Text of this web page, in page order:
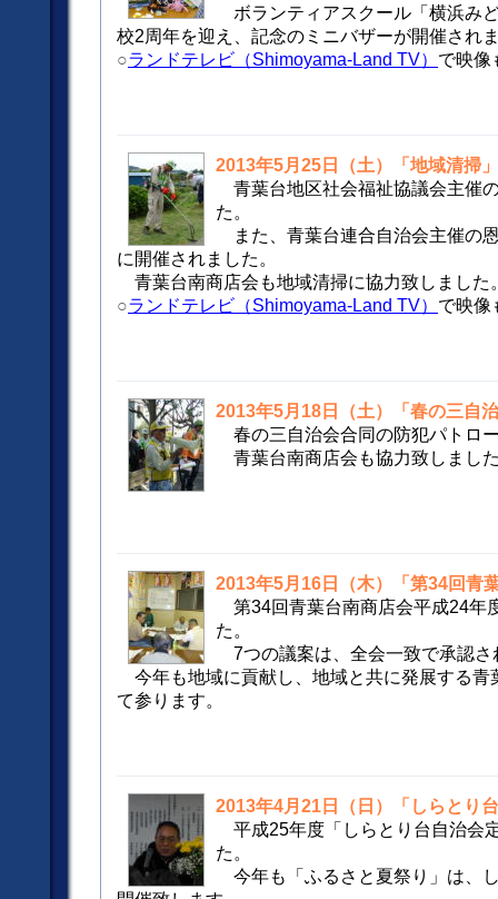
ボランティアスクール「横浜み
校2周年を迎え、記念のミニバザーが開催され
○ランドテレビ（Shimoyama-Land TV） で映像
2013年5月25日（土）「地域清掃」
青葉台地区社会福祉協議会主催
た。
また、青葉台連合自治会主催の
に開催されました。
青葉台南商店会も地域清掃に協力致しました
○ランドテレビ（Shimoyama-Land TV） で映像
2013年5月18日（土）「春の三自
春の三自治会合同の防犯パトロ
青葉台南商店会も協力致しまし
2013年5月16日（木）「第34回青
第34回青葉台南商店会平成24年
た。
7つの議案は、全会一致で承認さ
今年も地域に貢献し、地域と共に発展する青
て参ります。
2013年4月21日（日）「しらとり
平成25年度「しらとり台自治会
た。
今年も「ふるさと夏祭り」は、